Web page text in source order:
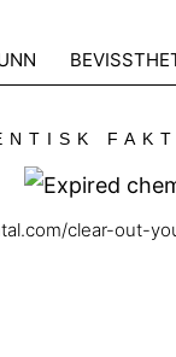
clear-out-